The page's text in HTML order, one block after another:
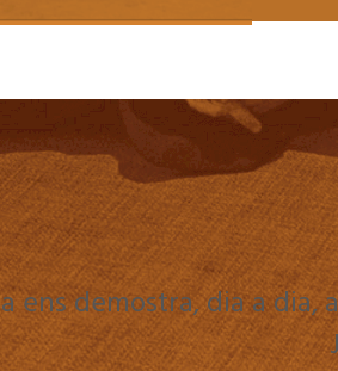
ens demostra, dia a